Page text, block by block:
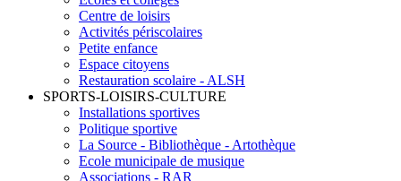
Centre de loisirs
Activités périscolaires
Petite enfance
Espace citoyens
Restauration scolaire - ALSH
SPORTS-LOISIRS-CULTURE
Installations sportives
Politique sportive
La Source - Bibliothèque - Artothèque
Ecole municipale de musique
Associations - RAR